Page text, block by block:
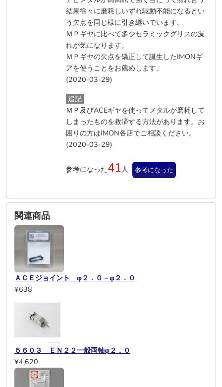
結果徐々に磨耗しいずれ駆動不能になるとい
う欠点を同じ様に引き継いでいます。
ＭＰギヤに比べて多少セラミックグリスの漏
れが気になります。
ＭＰギヤの欠点を矯正して誕生したIMONギ
アを使うことをお薦めします。
(2020-03-29)
追記
ＭＰ及びACEギヤを使ってメタルが磨耗して
しまったものを救済する方法があります。お
困りの方はIMON各店でご相談ください。
(2020-03-29)
参考になった41人 参考になった
関連商品
ＡＣＥジョイント φ２．０－φ２．０
¥638
５６０３ ＥＮ２２一般両軸φ２．０
¥4,620